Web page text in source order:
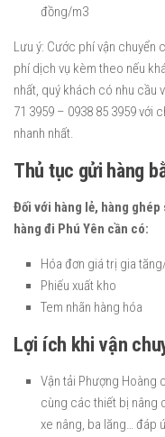
đồng/m3
Lưu ý: Cước phí vận chuyển
phí dịch vụ kèm theo nếu
nhất, quý khách có nhu cầu
71 3959 – 0938 85 3959 với
nhanh nhất.
Thủ tục gửi hàng
Đối với hàng lẻ, hàng
hàng đi Phú Yên cần có:
Hóa đơn giá trị gia
Phiếu xuất kho
Tem nhãn hàng hóa
Lợi ích khi vận
Vận tải Phượng Hoàng
cùng các thiết bị nâng
xe nâng, ba lăng… đáp